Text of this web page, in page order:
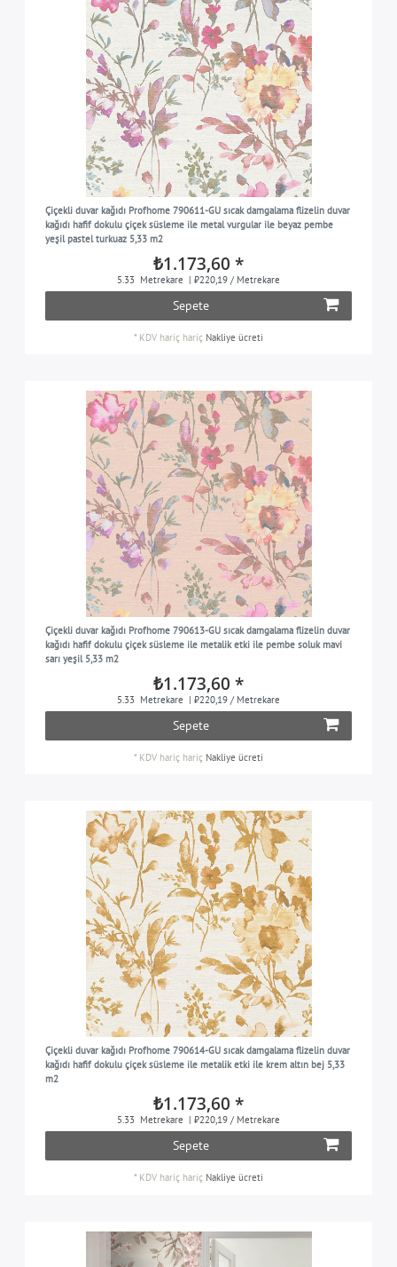
Çiçekli duvar kağıdı Profhome 790611-GU sıcak damgalama flizelin duvar
kağıdı hafif dokulu çiçek süsleme ile metal vurgular ile beyaz pembe
yeşil pastel turkuaz 5,33 m2
₺1.173,60 *
5.33 Metrekare | ₺220,19 / Metrekare
Sepete
* KDV hariç hariç Nakliye ücreti
Çiçekli duvar kağıdı Profhome 790613-GU sıcak damgalama flizelin duvar
kağıdı hafif dokulu çiçek süsleme ile metalik etki ile pembe soluk mavi
sarı yeşil 5,33 m2
₺1.173,60 *
5.33 Metrekare | ₺220,19 / Metrekare
Sepete
* KDV hariç hariç Nakliye ücreti
Çiçekli duvar kağıdı Profhome 790614-GU sıcak damgalama flizelin duvar
kağıdı hafif dokulu çiçek süsleme ile metalik etki ile krem altın bej 5,33
m2
₺1.173,60 *
5.33 Metrekare | ₺220,19 / Metrekare
Sepete
* KDV hariç hariç Nakliye ücreti